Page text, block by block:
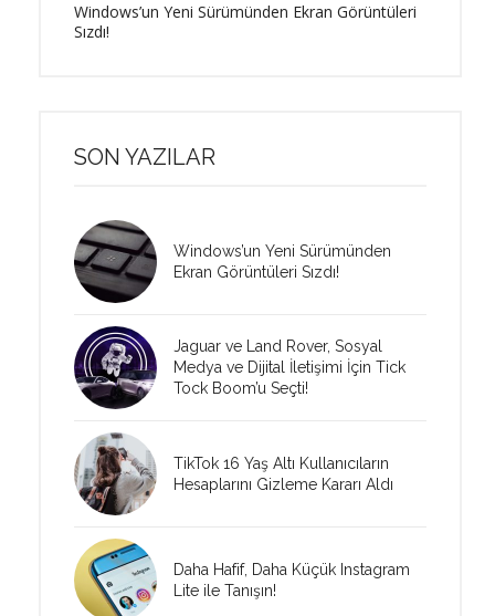
Windows’un Yeni Sürümünden Ekran Görüntüleri
Sızdı!
SON YAZILAR
Windows’un Yeni Sürümünden
Ekran Görüntüleri Sızdı!
Jaguar ve Land Rover, Sosyal
Medya ve Dijital İletişimi İçin Tick
Tock Boom’u Seçti!
TikTok 16 Yaş Altı Kullanıcıların
Hesaplarını Gizleme Kararı Aldı
Daha Hafif, Daha Küçük Instagram
Lite ile Tanışın!